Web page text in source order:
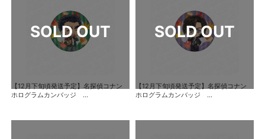
【12月下旬頃発送予定】名探偵コナン
ホログラムカンバッジ ...
【12月下旬頃発送予定】名探偵コナン
ホログラムカンバッジ ...